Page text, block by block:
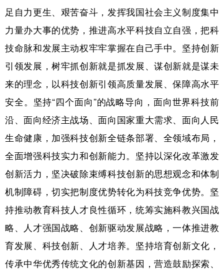
足自力更生、艰苦奋斗，发挥我国社会主义制度集中
力量办大事的优势，推进高水平科技自立自强，把科
技命脉和发展主动权牢牢掌握在自己手中。坚持创新
引领发展，树牢抓创新就是抓发展、谋创新就是谋未
来的理念，以科技创新引领高质量发展、保障高水平
安全。坚持“四个面向”的战略导向，面向世界科技前
沿、面向经济主战场、面向国家重大需求、面向人民
生命健康，加强科技创新全链条部署、全领域布局，
全面增强科技实力和创新能力。坚持以深化改革激发
创新活力，坚决破除束缚科技创新的思想观念和体制
机制障碍，切实把制度优势转化为科技竞争优势。坚
持推动教育科技人才良性循环，统筹实施科教兴国战
略、人才强国战略、创新驱动发展战略，一体推进教
育发展、科技创新、人才培养。坚持培育创新文化，
传承中华优秀传统文化的创新基因，营造鼓励探索、